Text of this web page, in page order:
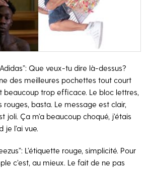
Que veux-tu dire là-dessus?
des meilleures pochettes tout court
beaucoup trop efficace. Le bloc lettres,
rouges, basta. Le message est clair,
joli. Ça m’a beaucoup choqué, j’étais
je l’ai vue.
L’étiquette rouge, simplicité. Pour
c’est, au mieux. Le fait de ne pas